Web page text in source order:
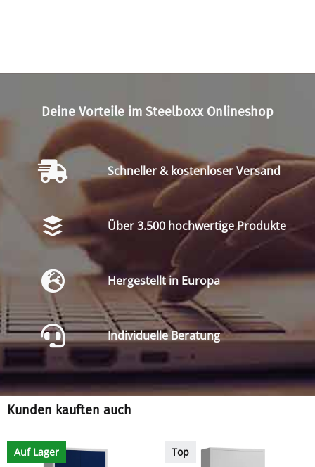
Deine Vorteile im Steelboxx Onlineshop
Schneller & kostenloser Versand
Über 3.500 hochwertige Produkte
Hergestellt in Europa
Individuelle Beratung
Kunden kauften auch
Auf Lager Top